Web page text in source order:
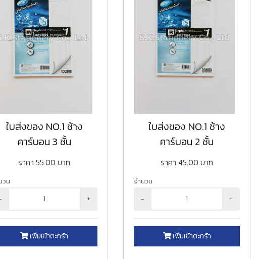
ใบส่งของ NO.1 ช้าง
คาร์บอน 3 ชั้น
ราคา55.00 บาท
วน
+
เพิ่มเข้าตะกร้า
ใบส่งของ NO.1 ช้าง
คาร์บอน 2 ชั้น
ราคา 45.00 บาท
จำนวน
- +
เพิ่มเข้าตะกร้า